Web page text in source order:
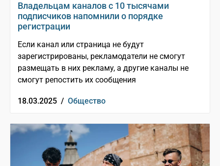
Владельцам каналов с 10 тысячами
подписчиков напомнили о порядке
регистрации
Если канал или страница не будут
зарегистрированы, рекламодатели не смогут
размещать в них рекламу, а другие каналы не
смогут репостить их сообщения
18.03.2025 / Общество